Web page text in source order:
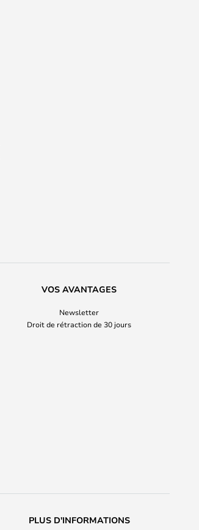
VOS AVANTAGES
Newsletter
Droit de rétraction de 30 jours
PLUS D'INFORMATIONS